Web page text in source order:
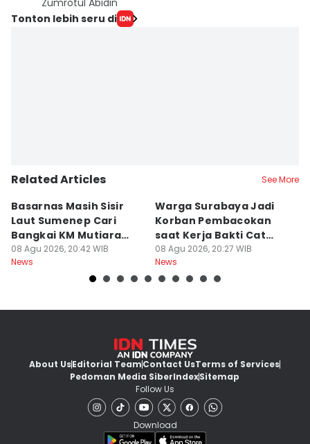
Zumrotul Abidin
Tonton lebih seru di
Related Articles See More
Basarnas Masih Sisir
Laut Sumenep Cari
Bangkai KM Mutiara
Sentosa II
08 Agu 2026, 20:42 WIB
News
Warga Surabaya Jadi
Korban Pembacokan
saat Kerja Bakti Cat
Gapura
08 Agu 2026, 20:27 WIB
News
About UsEditorial TeamContact UsTerms of Services
Pedoman Media SiberIndexSitemap
Follow Us
Download